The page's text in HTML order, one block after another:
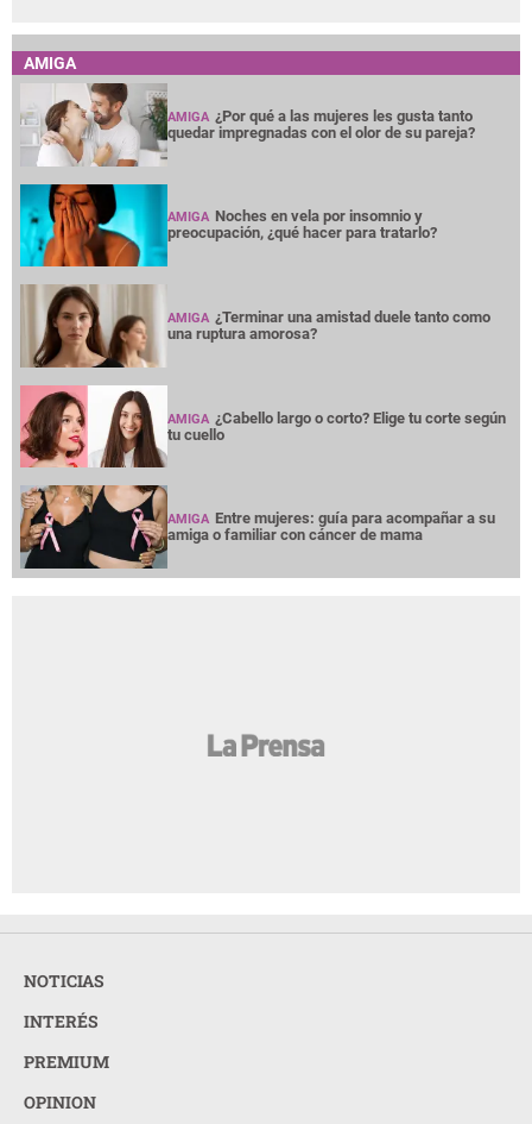
AMIGA
AMIGA ¿Por qué a las mujeres les gusta tanto
quedar impregnadas con el olor de su pareja?
AMIGA Noches en vela por insomnio y
preocupación, ¿qué hacer para tratarlo?
AMIGA ¿Terminar una amistad duele tanto como
una ruptura amorosa?
AMIGA ¿Cabello largo o corto? Elige tu corte según
tu cuello
AMIGA Entre mujeres: guía para acompañar a su
amiga o familiar con cáncer de mama
NOTICIAS
INTERÉS
PREMIUM
OPINION